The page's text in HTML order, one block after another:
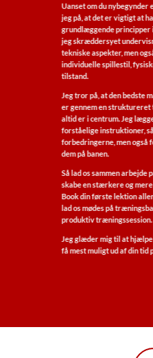
Uanset om du
jeg på, at det er vigtigt at
grundlæggende
jeg skræddersyet
tekniske aspekter, men
individuelle spillestil,
tilstand.
Jeg tror på, at den bedste
er gennem en struktureret
altid er i centrum. Jeg
forståelige instruktioner,
forbedringerne, men også
dem på banen.
Så lad os sammen arbejde
skabe en stærkere og
Book din første lektion
lad os mødes på
produktiv træningssession.
Jeg glæder mig til at hjælpe
få mest muligt ud af din tid